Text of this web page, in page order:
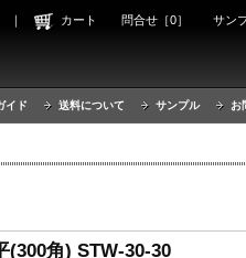
イド 送料について サンプル お
｜ カート 問合せ［0］ サン
(300角) STW-30-30